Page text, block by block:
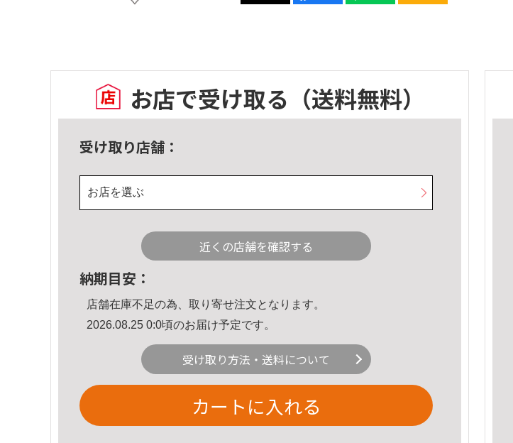
お店で受け取る （送料無料）
受け取り店舗：
お店を選ぶ
近くの店舗を確認する
納期目安：
店舗在庫不足の為、取り寄せ注文となります。
2026.08.25 0:0頃のお届け予定です。
受け取り方法・送料について
カートに入れる